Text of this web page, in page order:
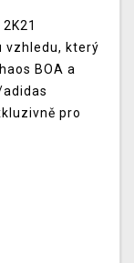
vzhledu, který
BOA a
pro